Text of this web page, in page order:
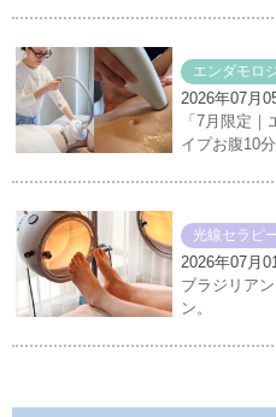
エンダモロ
2026年07月
「7月限定
イプお腹10分
光線セラピ
2026年07月
ブラジリア
ン。